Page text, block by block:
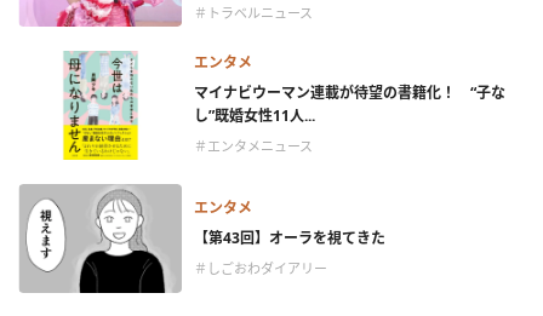
＃トラベルニュース
エンタメ
マイナビウーマン連載が待望の書籍化！ “子な
し”既婚女性11人...
＃エンタメニュース
エンタメ
【第43回】オーラを視てきた
＃しごおわダイアリー